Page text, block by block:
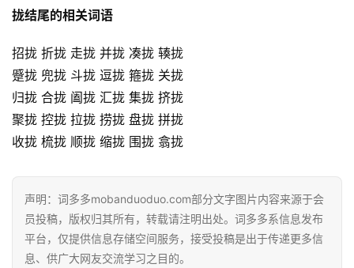
拢结尾的相关词语
招拢 折拢 走拢 并拢 凑拢 辏拢
蹙拢 兜拢 斗拢 逗拢 箍拢 关拢
归拢 合拢 阖拢 汇拢 集拢 挤拢
聚拢 控拢 拉拢 捞拢 盘拢 拼拢
收拢 梳拢 顺拢 缩拢 围拢 翕拢
声明：词多多mobanduoduo.com部分文字图片内容来源于会
员投稿，版权归其所有，转载请注明出处。词多多系信息发布
平台，仅提供信息存储空间服务，接受投稿是出于传递更多信
息、供广大网友交流学习之目的。